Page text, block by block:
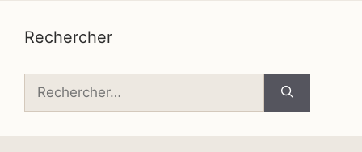
Rechercher